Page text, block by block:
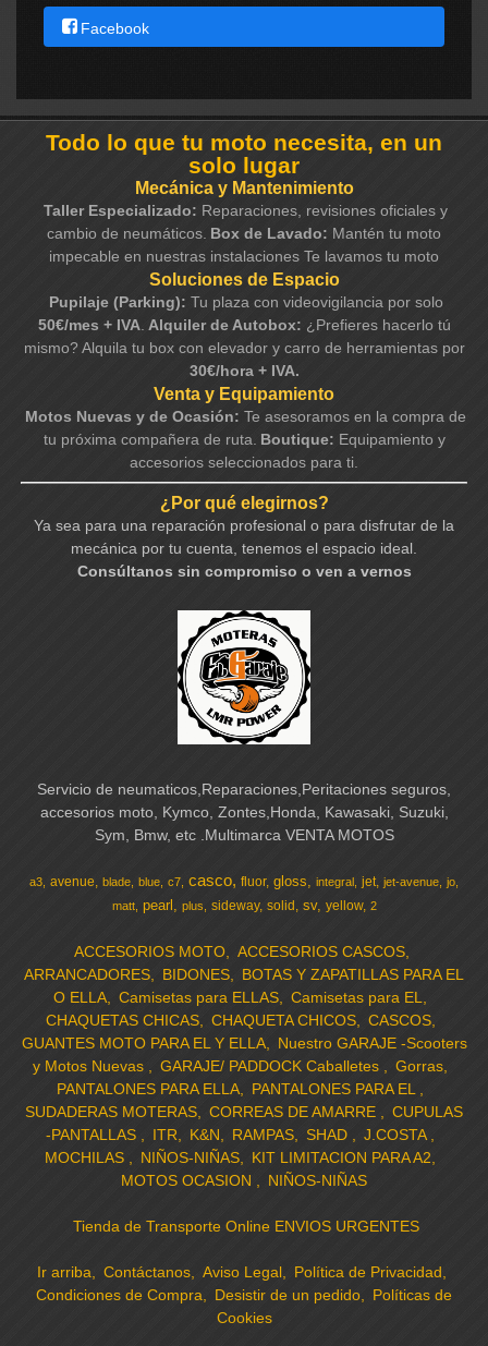
Facebook
Todo lo que tu moto necesita, en un
solo lugar
Mecánica y Mantenimiento
Taller Especializado: Reparaciones, revisiones oficiales y
cambio de neumáticos. Box de Lavado: Mantén tu moto
impecable en nuestras instalaciones Te lavamos tu moto
Soluciones de Espacio
Pupilaje (Parking): Tu plaza con videovigilancia por solo
50€/mes + IVA. Alquiler de Autobox: ¿Prefieres hacerlo tú
mismo? Alquila tu box con elevador y carro de herramientas por
30€/hora + IVA.
Venta y Equipamiento
Motos Nuevas y de Ocasión: Te asesoramos en la compra de
tu próxima compañera de ruta. Boutique: Equipamiento y
accesorios seleccionados para ti.
¿Por qué elegirnos?
Ya sea para una reparación profesional o para disfrutar de la
mecánica por tu cuenta, tenemos el espacio ideal.
Consúltanos sin compromiso o ven a vernos
Servicio de neumaticos,Reparaciones,Peritaciones seguros,
accesorios moto, Kymco, Zontes,Honda, Kawasaki, Suzuki,
Sym, Bmw, etc .Multimarca VENTA MOTOS
a3 avenue blade blue c7 casco fluor gloss integral jet jet-avenue jo
matt
pearl plus sideway solid sv yellow 2
ACCESORIOS MOTO
ACCESORIOS CASCOS
ARRANCADORES
BIDONES
BOTAS Y ZAPATILLAS PARA EL
O ELLA
Camisetas para ELLAS
Camisetas para EL
CHAQUETAS CHICAS
CHAQUETA CHICOS
CASCOS
GUANTES MOTO PARA EL Y ELLA
Nuestro GARAJE -Scooters
y Motos Nuevas
GARAJE/ PADDOCK Caballetes
Gorras
PANTALONES PARA ELLA
PANTALONES PARA EL
SUDADERAS MOTERAS
CORREAS DE AMARRE
CUPULAS
-PANTALLAS
ITR K&N RAMPAS SHAD
J.COSTA
MOCHILAS
NIÑOS-NIÑAS
KIT LIMITACION PARA A2
MOTOS OCASION
NIÑOS-NIÑAS
Tienda de Transporte Online ENVIOS URGENTES
Ir arriba Contáctanos Aviso Legal
Política de Privacidad
Condiciones de Compra
Desistir de un pedido
Políticas de
Cookies